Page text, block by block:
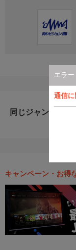
エラー
通信
同じジャンルのお
キャンペーン・お得